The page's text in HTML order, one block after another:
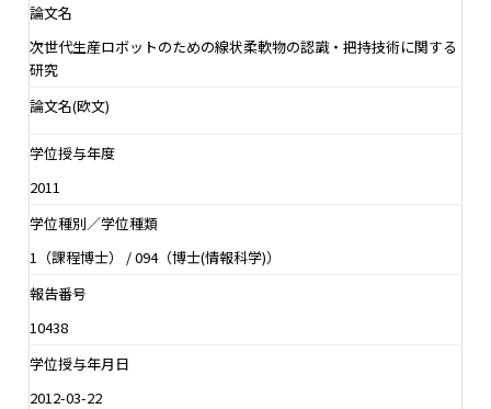
論文名
次世代生産ロボットのための線状柔軟物の認識・把持技術に関する
研究
論文名(欧文)
学位授与年度
2011
学位種別／学位種類
1（課程博士） / 094（博士(情報科学)）
報告番号
10438
学位授与年月日
2012-03-22